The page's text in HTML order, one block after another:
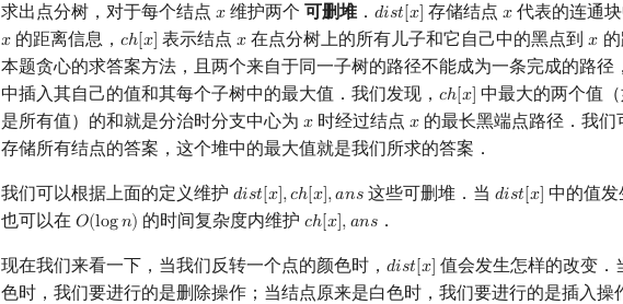
求出点分树，对于每个结点 𝑥
x 维护两个可删堆 ．𝑑𝑖𝑠𝑡[𝑥]
dist[x] 存储结点𝑥
x 代表的连通
𝑥
x 的距离信息，𝑐ℎ[𝑥]
ch[x] 表示结点𝑥
x 在点分树上的所有儿子和它自己中的黑点到𝑥
x
本题贪心的求答案方法，且两个来自于同一子树的路径不能成为一条完成的路径
中插入其自己的值和其每个子树中的最大值．我们发现， 𝑐ℎ[𝑥]
ch[x] 中最大的两个值
是所有值）的和就是分治时分支中心为 𝑥
x 时经过结点𝑥
x 的最长黑端点路径．我
存储所有结点的答案，这个堆中的最大值就是我们所求的答案．
我们可以根据上面的定义维护 𝑑𝑖𝑠𝑡[𝑥],𝑐ℎ[𝑥],𝑎𝑛𝑠
dist[x],ch[x],ans 这些可删堆．当𝑑𝑖𝑠𝑡[𝑥]
dist[x] 中的值
也可以在 𝑂(log𝑛)
O(logn) 的时间复杂度内维护𝑐ℎ[𝑥],𝑎𝑛𝑠
ch[x], ans ．
现在我们来看一下，当我们反转一个点的颜色时， 𝑑𝑖𝑠𝑡[𝑥]
dist[x] 值会发生怎样的改变．
色时，我们要进行的是删除操作；当结点原来是白色时，我们要进行的是插入操